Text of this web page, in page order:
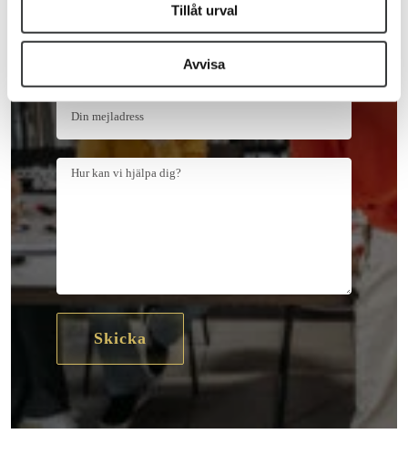
Tillåt urval
Avvisa